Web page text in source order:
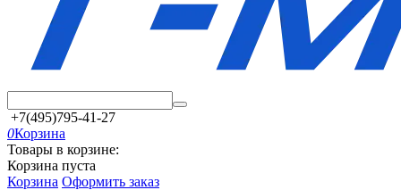
+7(495)795-41-27
0Корзина
Товары в корзине:
Корзина пуста
Корзина Оформить заказ